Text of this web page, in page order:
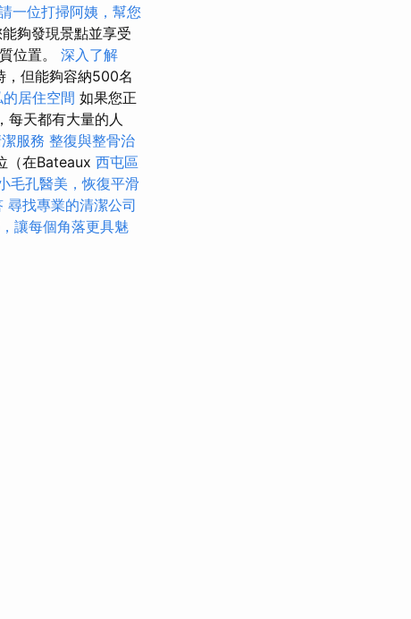
一位打掃阿姨，幫您
夠發現景點並享受
位置。 深入了解
，但能夠容納500名
居住空間 如果您正
每天都有大量的人
服務 整復與整骨治
（在Bateaux 西屯區
毛孔醫美，恢復平滑
尋找專業的清潔公司
讓每個角落更具魅